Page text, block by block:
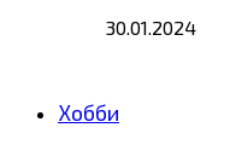
30.01.2024
Хобби